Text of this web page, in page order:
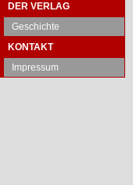
DER VERLAG
Geschichte
KONTAKT
Impressum